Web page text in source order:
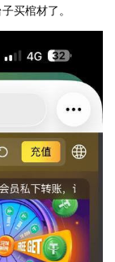
买棺材了。